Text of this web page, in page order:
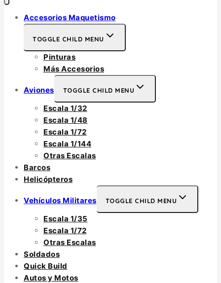
Accesorios Maquetismo
TOGGLE CHILD MENU
Pinturas
Más Accesorios
Aviones TOGGLE CHILD MENU
Escala 1/32
Escala 1/48
Escala 1/72
Escala 1/144
Otras Escalas
Barcos
Helicópteros
Vehículos Militares TOGGLE CHILD MENU
Escala 1/35
Escala 1/72
Otras Escalas
Soldados
Quick Build
Autos y Motos